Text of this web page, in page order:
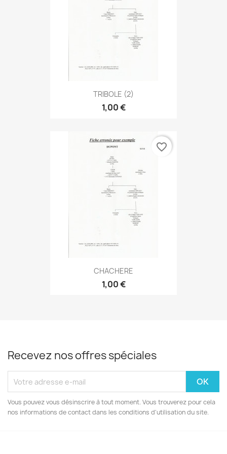
TRIBOLE (2)
1,00 €
CHACHERE
1,00 €
favorite_border
Recevez nos offres spéciales
Vous pouvez vous désinscrire à tout moment. Vous trouverez pour cela
nos informations de contact dans les conditions d'utilisation du site.